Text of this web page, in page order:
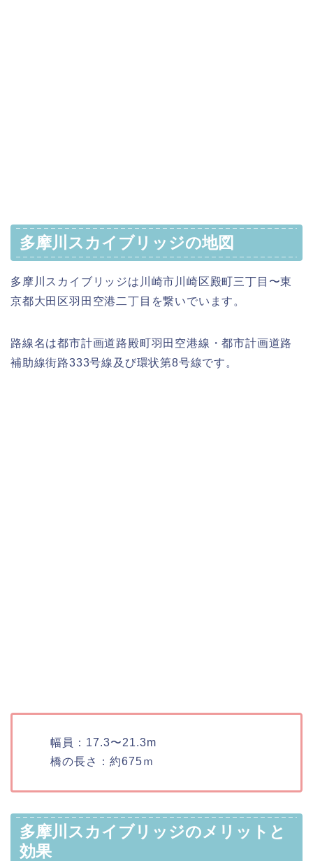
多摩川スカイブリッジの地図
多摩川スカイブリッジは川崎市川崎区殿町三丁目〜東
京都大田区羽田空港二丁目を繋いでいます。
路線名は都市計画道路殿町羽田空港線・都市計画道路
補助線街路333号線及び環状第8号線です。
幅員：17.3〜21.3m
橋の長さ：約675ｍ
多摩川スカイブリッジのメリットと
効果